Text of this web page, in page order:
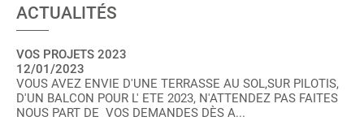
ACTUALITÉS
VOS PROJETS 2023
12/01/2023
VOUS AVEZ ENVIE D'UNE TERRASSE AU SOL,SUR PILOTIS,
D'UN BALCON POUR L' ETE 2023, N'ATTENDEZ PAS FAITES
NOUS PART DE VOS DEMANDES DÈS A...